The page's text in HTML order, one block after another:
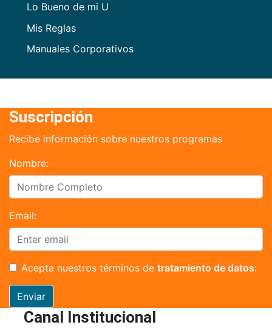
Lo Bueno de mi U
Mis Reglas
Manuales Corporativos
Suscripción
Recibe información sobre nuestros programas
Nombre:
Email:
Acepta nuestros términos de tratamiento de datos:
Enviar
Canal Institucional